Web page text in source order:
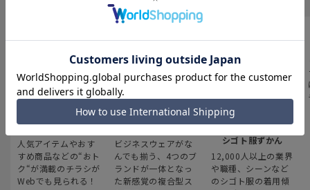
最新のお買い得情報
人気アイテムやおす
すめ商品などの“おト
ク“が満載のチラシが
Webでも見られる！
スーツスクエア
ビジネスウェアがな
んでも揃う、4つのブ
ランドが一体となっ
た新感覚の複合型ス
みんなの
シゴト服ずかん
12,000人以上の業界
や職種、シーンなど
のシゴト服の着用傾